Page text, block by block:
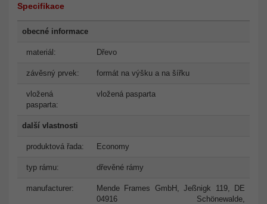
Specifikace
obecné informace
materiál: Dřevo
závěsný prvek: formát na výšku a na šířku
vložená
pasparta:
vložená pasparta
další vlastnosti
produktová řada: Economy
typ rámu: dřevěné rámy
manufacturer:
Mende Frames GmbH, Jeßnigk 119, DE
04916 Schönewalde,